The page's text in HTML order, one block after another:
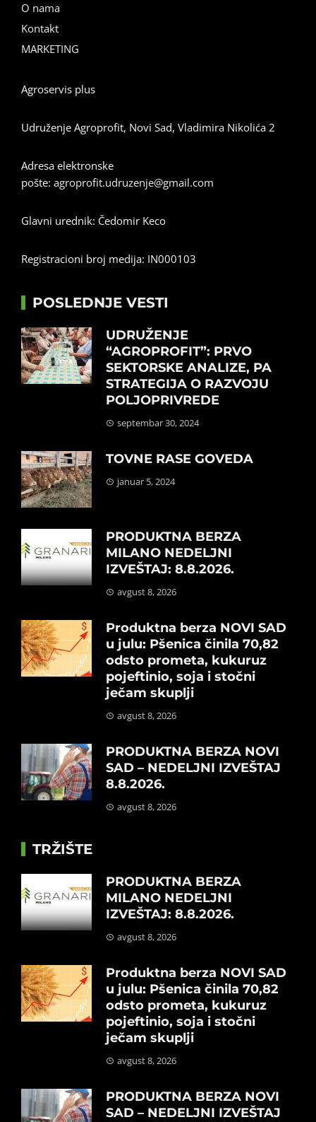
O nama
Kontakt
MARKETING
Agroservis plus
Udruženje Agroprofit, Novi Sad, Vladimira Nikolića 2
Adresa elektronske
pošte: agroprofit.udruzenje@gmail.com
Glavni urednik: Čedomir Keco
Registracioni broj medija: IN000103
POSLEDNJE VESTI
UDRUŽENJE
“AGROPROFIT”: PRVO
SEKTORSKE ANALIZE, PA
STRATEGIJA O RAZVOJU
POLJOPRIVREDE
septembar 30, 2024
TOVNE RASE GOVEDA
januar 5, 2024
PRODUKTNA BERZA
MILANO NEDELJNI
IZVEŠTAJ: 8.8.2026.
avgust 8, 2026
Produktna berza NOVI SAD
u julu: Pšenica činila 70,82
odsto prometa, kukuruz
pojeftinio, soja i stočni
ječam skuplji
avgust 8, 2026
PRODUKTNA BERZA NOVI
SAD – NEDELJNI IZVEŠTAJ
8.8.2026.
avgust 8, 2026
TRŽIŠTE
PRODUKTNA BERZA
MILANO NEDELJNI
IZVEŠTAJ: 8.8.2026.
avgust 8, 2026
Produktna berza NOVI SAD
u julu: Pšenica činila 70,82
odsto prometa, kukuruz
pojeftinio, soja i stočni
ječam skuplji
avgust 8, 2026
PRODUKTNA BERZA NOVI
SAD – NEDELJNI IZVEŠTAJ